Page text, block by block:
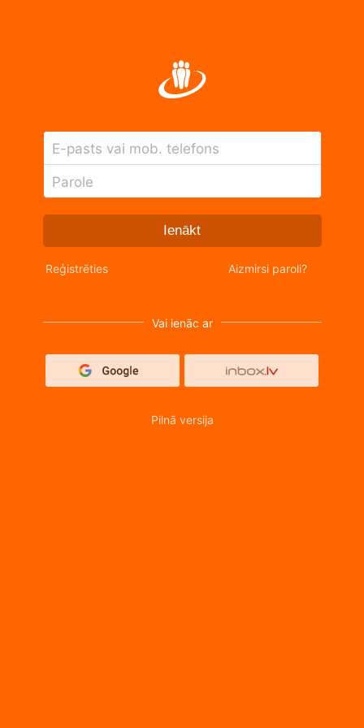
E-pasts vai mob. telefons
Parole
Ienākt
Reģistrēties Aizmirsi paroli?
Vai ienāc ar
Pilnā versija